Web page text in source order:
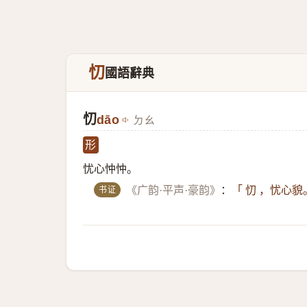
忉國語辭典
忉dāo ㄉㄠ
形
忧心忡忡。
书证 《广韵·平声·豪韵》 ： 「 忉 ，忧心貌